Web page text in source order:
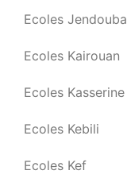
Ecoles Jendouba
Ecoles Kairouan
Ecoles Kasserine
Ecoles Kebili
Ecoles Kef